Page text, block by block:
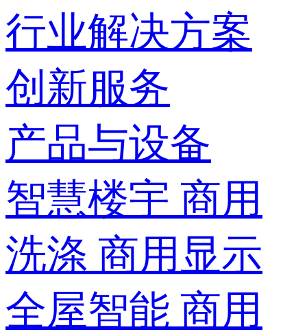
行业解决方案
创新服务
产品与设备
智慧楼宇 商用
洗涤 商用显示
全屋智能 商用